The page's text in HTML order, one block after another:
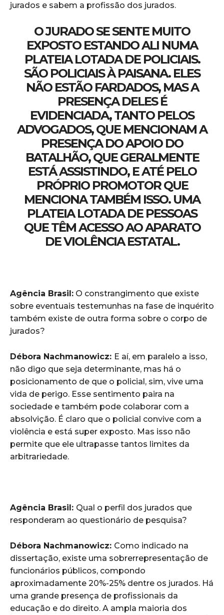
jurados e sabem a profissão dos jurados.
O JURADO SE SENTE MUITO
EXPOSTO ESTANDO ALI NUMA
PLATEIA LOTADA DE POLICIAIS.
SÃO POLICIAIS À PAISANA. ELES
NÃO ESTÃO FARDADOS, MAS A
PRESENÇA DELES É
EVIDENCIADA, TANTO PELOS
ADVOGADOS, QUE MENCIONAM A
PRESENÇA DO APOIO DO
BATALHÃO, QUE GERALMENTE
ESTÁ ASSISTINDO, E ATÉ PELO
PRÓPRIO PROMOTOR QUE
MENCIONA TAMBÉM ISSO. UMA
PLATEIA LOTADA DE PESSOAS
QUE TÊM ACESSO AO APARATO
DE VIOLÊNCIA ESTATAL.
Agência Brasil: O constrangimento que existe
sobre eventuais testemunhas na fase de inquérito
também existe de outra forma sobre o corpo de
jurados?
Débora Nachmanowicz: E aí, em paralelo a isso,
não digo que seja determinante, mas há o
posicionamento de que o policial, sim, vive uma
vida de perigo. Esse sentimento paira na
sociedade e também pode colaborar com a
absolvição. É claro que o policial convive com a
violência e está super exposto. Mas isso não
permite que ele ultrapasse tantos limites da
arbitrariedade.
Agência Brasil: Qual o perfil dos jurados que
responderam ao questionário de pesquisa?
Débora Nachmanowicz: Como indicado na
dissertação, existe uma sobrerrepresentação de
funcionários públicos, compondo
aproximadamente 20%-25% dentre os jurados. Há
uma grande presença de profissionais da
educação e do direito. A ampla maioria dos